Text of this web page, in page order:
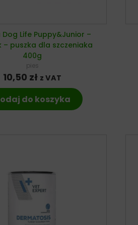
Life Puppy&Junior –
– puszka dla szczeniaka
400g
pies
10,50 zł z VAT
do koszyka